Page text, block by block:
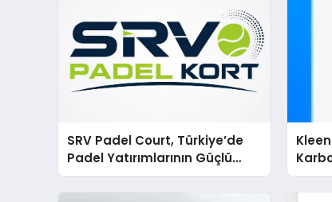
SRV Padel Court, Türkiye’de
Padel Yatırımlarının Güçlü
Markası Olmayı Sürdürüyor